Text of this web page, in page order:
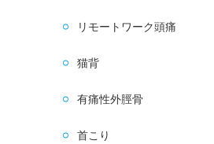
リモートワーク頭痛
猫背
有痛性外脛骨
首こり